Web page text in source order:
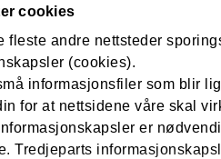
cookies
fleste andre nettsteder
(cookies).
informasjonsfiler som blir
for at nettsidene våre skal
er
Tredjeparts